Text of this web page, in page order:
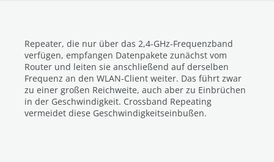
Repeater, die nur über das 2,4-GHz-Frequenzband
verfügen, empfangen Datenpakete zunächst vom
Router und leiten sie anschließend auf derselben
Frequenz an den WLAN-Client weiter. Das führt zwar
zu einer großen Reichweite, auch aber zu Einbrüchen
in der Geschwindigkeit. Crossband Repeating
vermeidet diese Geschwindigkeitseinbußen.